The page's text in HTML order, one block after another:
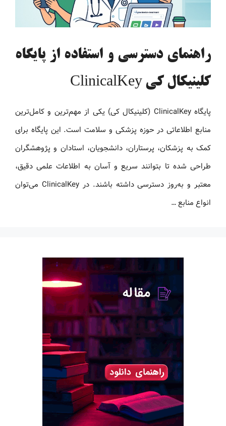
راهنمای دسترسی و استفاده از پایگاه
کلینیکال کی ClinicalKey
پایگاه ClinicalKey (کلینیکال کی) یکی از مهم‌ترین و کامل‌ترین
منابع اطلاعاتی در حوزه پزشکی و سلامت است. این پایگاه برای
کمک به پزشکان، پرستاران، دانشجویان، استادان و پژوهشگران
طراحی شده تا بتوانند سریع و آسان به اطلاعات علمی دقیق،
معتبر و به‌روز دسترسی داشته باشند. در ClinicalKey می‌توان
انواع منابع …